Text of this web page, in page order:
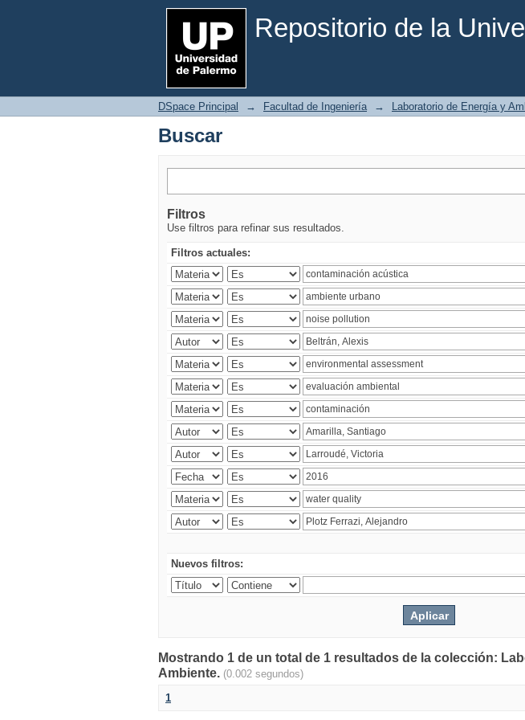
Repositorio de la
Buscar
DSpace Principal → Facultad de Ingeniería → Laboratorio de Energía y
Buscar
Filtros
Use filtros para refinar sus resultados.
Filtros actuales:
Nuevos filtros:
Mostrando 1 de un total de 1 resultados de la colección:
Ambiente. (0.002 segundos)
1